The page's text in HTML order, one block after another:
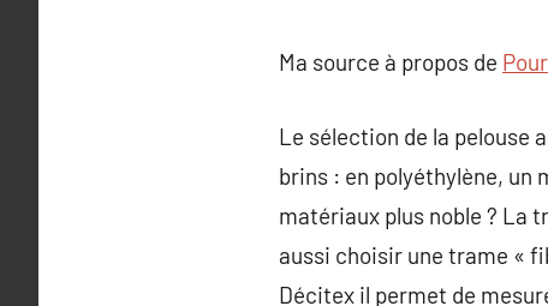
Ma source à propos de
Le sélection de la pelouse
brins : en polyéthylène, un
matériaux plus noble ? La
aussi choisir une trame «
Décitex il permet de